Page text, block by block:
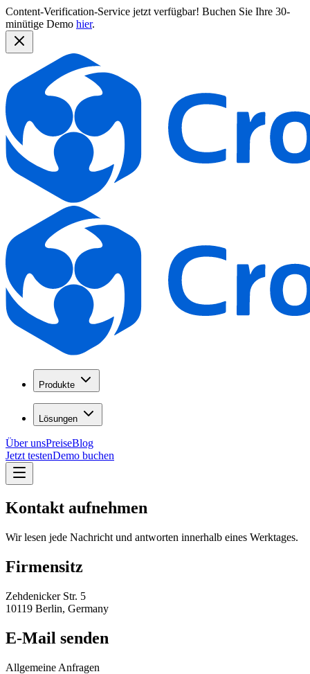
Content-Verification-Service jetzt verfügbar! Buchen Sie Ihre 30-
minütige Demo hier.
Produkte
Lösungen
Über unsPreiseBlog
Jetzt testenDemo buchen
Kontakt aufnehmen
Wir lesen jede Nachricht und antworten innerhalb eines Werktages.
Firmensitz
Zehdenicker Str. 5
10119 Berlin, Germany
E-Mail senden
Allgemeine Anfragen